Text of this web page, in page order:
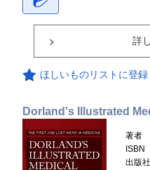
詳
ほしいものリストに登録
Dorland's Illustrated
著者
ISBN
出版社